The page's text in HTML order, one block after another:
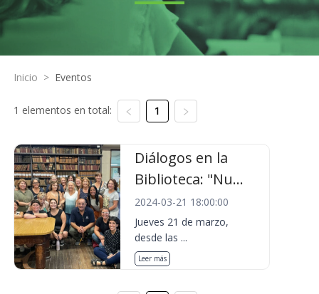
Inicio > Eventos
1 elementos en total: 1
Diálogos en la
Biblioteca: "Nu...
2024-03-21 18:00:00
Jueves 21 de marzo,
desde las ...
Leer más